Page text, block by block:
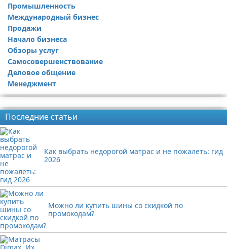
Промышленность
Международный бизнес
Продажи
Начало бизнеса
Обзоры услуг
Самосовершенствование
Деловое общение
Менеджмент
Последние статьи
Как выбрать недорогой матрас и не пожалеть: гид
2026
Можно ли купить шины со скидкой по
промокодам?